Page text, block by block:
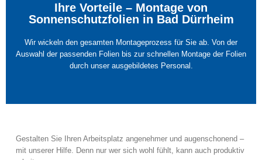
Ihre Vorteile – Montage von
Sonnenschutzfolien in Bad Dürrheim
Wir wickeln den gesamten Montageprozess für Sie ab. Von der
Auswahl der passenden Folien bis zur schnellen Montage der Folien
durch unser ausgebildetes Personal.
Gestalten Sie Ihren Arbeitsplatz angenehmer und augenschonend –
mit unserer Hilfe. Denn nur wer sich wohl fühlt, kann auch produktiv